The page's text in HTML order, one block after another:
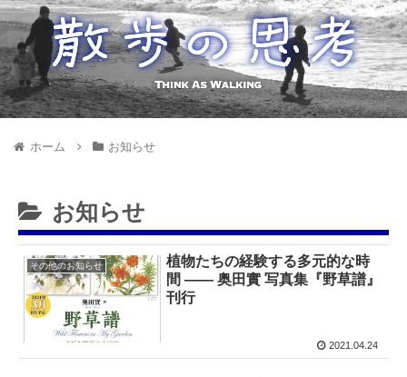
ホーム お知らせ
お知らせ
その他のお知らせ
植物たちの経験する多元的な時
間 —— 奥田實 写真集『野草譜』
刊行
2021.04.24